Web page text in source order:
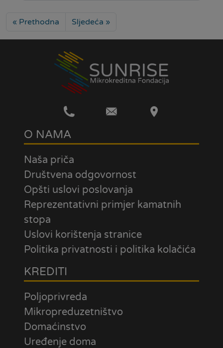
« Prethodna Sljedeća »
O NAMA
Naša priča
Društvena odgovornost
Opšti uslovi poslovanja
Reprezentativni primjer kamatnih
stopa
Uslovi korištenja stranice
Politika privatnosti i politika kolačića
KREDITI
Poljoprivreda
Mikropreduzetništvo
Domaćinstvo
Uređenje doma